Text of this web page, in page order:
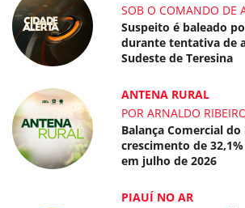
SOB O COMANDO DE
Suspeito é baleado
durante tentativa de
Sudeste de Teresina
ANTENA RURAL
POR ARNALDO
Balança Comercial
crescimento de
em julho de 2026
PIAUÍ NO AR